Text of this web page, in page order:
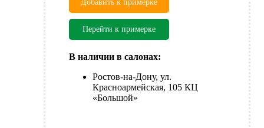
Добавить к примерке
Перейти к примерке
В наличии в салонах:
Ростов-на-Дону, ул.
Красноармейская, 105 КЦ
«Большой»